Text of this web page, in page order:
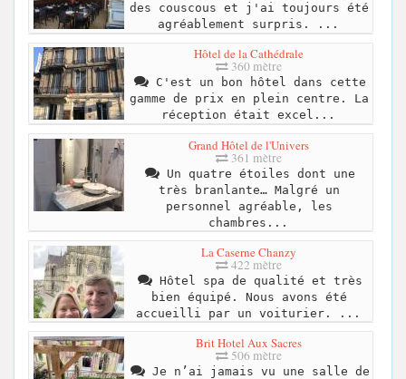
des couscous et j'ai toujours été
agréablement surpris. ...
Hôtel de la Cathédrale
360 mètre
C'est un bon hôtel dans cette
gamme de prix en plein centre. La
réception était excel...
Grand Hôtel de l'Univers
361 mètre
Un quatre étoiles dont une
très branlante… Malgré un
personnel agréable, les
chambres...
La Caserne Chanzy
422 mètre
Hôtel spa de qualité et très
bien équipé. Nous avons été
accueilli par un voiturier. ...
Brit Hotel Aux Sacres
506 mètre
Je n’ai jamais vu une salle de